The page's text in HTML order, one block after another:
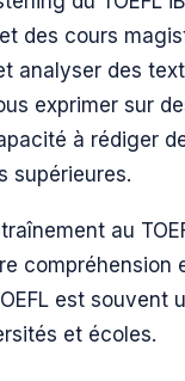
des cours
analyser des
exprimer sur
à rédiger
supérieures.
au
est souvent
et écoles.